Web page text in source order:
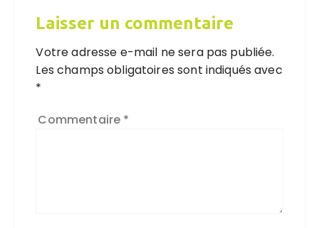
Laisser un commentaire
Votre adresse e-mail ne sera pas publiée.
Les champs obligatoires sont indiqués avec
*
Commentaire *